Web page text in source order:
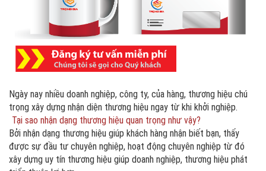
Ngày nay nhiều doanh nghiệp, công ty, của hàng, thương hiệu chú
trọng xây dựng nhận diện thương hiệu ngay từ khi khởi nghiệp.
Tại sao nhận dạng thương hiệu quan trọng như vậy?
Bởi nhận dạng thương hiệu giúp khách hàng nhận biết bạn, thấy
được sự đầu tư chuyên nghiệp, hoạt động chuyên nghiệp từ đó
xây dựng uy tín thương hiệu giúp doanh nghiệp, thương hiệu phát